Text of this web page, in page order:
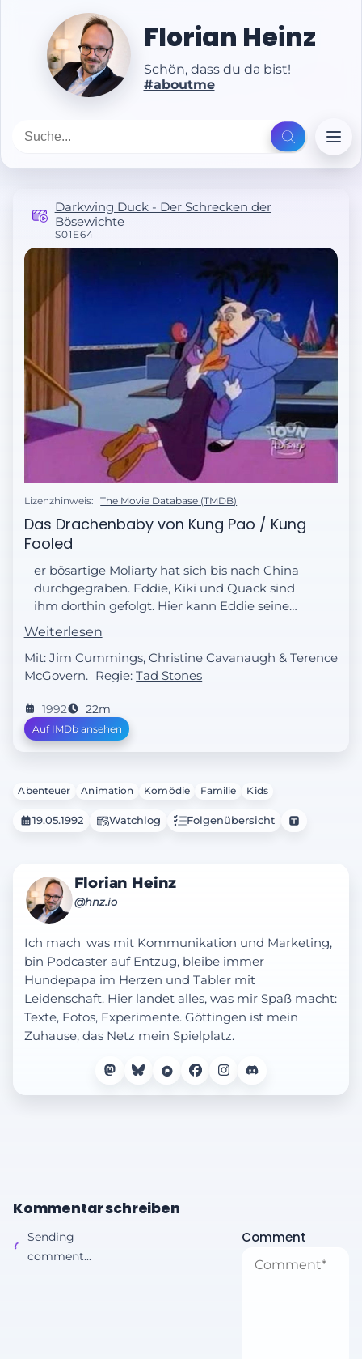
Florian Heinz
Schön, dass du da bist!
#aboutme
Darkwing Duck - Der Schrecken der
Bösewichte
S01E64
Lizenzhinweis: The Movie Database (TMDB)
Das Drachenbaby von Kung Pao / Kung
Fooled
er bösartige Moliarty hat sich bis nach China
durchgegraben. Eddie, Kiki und Quack sind
ihm dorthin gefolgt. Hier kann Eddie seinen
alten Kampfsportlehrer Schmus Lee
besuchen. Leider gibt das eine
Enttäuschung.
Weiterlesen
Mit: Jim Cummings, Christine Cavanaugh & Terence
McGovern. Regie:Tad Stones
1992 22m
Auf IMDb ansehen
Abenteuer Animation Komödie Familie Kids
19.05.1992 Watchlog Folgenübersicht
Florian Heinz
@hnz.io
Ich mach' was mit Kommunikation und Marketing,
bin Podcaster auf Entzug, bleibe immer
Hundepapa im Herzen und Tabler mit
Leidenschaft. Hier landet alles, was mir Spaß macht:
Texte, Fotos, Experimente. Göttingen ist mein
Zuhause, das Netz mein Spielplatz.
Kommentar schreiben
Sending
comment...
Comment